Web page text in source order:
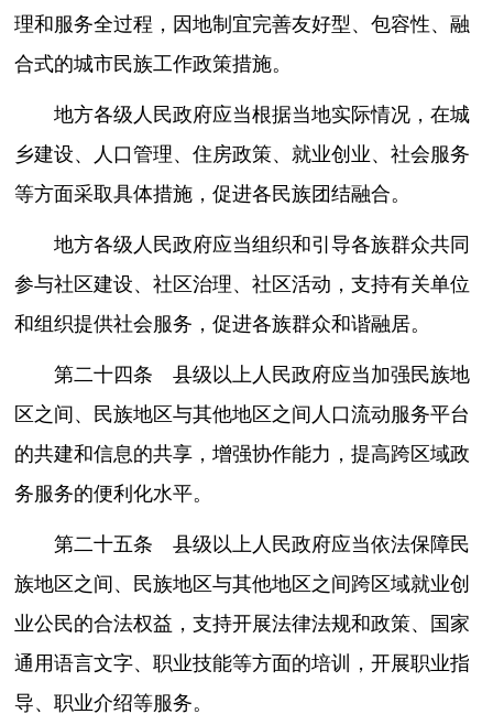
理和服务全过程，因地制宜完善友好型、包容性、融
合式的城市民族工作政策措施。
地方各级人民政府应当根据当地实际情况，在城
乡建设、人口管理、住房政策、就业创业、社会服务
等方面采取具体措施，促进各民族团结融合。
地方各级人民政府应当组织和引导各族群众共同
参与社区建设、社区治理、社区活动，支持有关单位
和组织提供社会服务，促进各族群众和谐融居。
第二十四条 县级以上人民政府应当加强民族地
区之间、民族地区与其他地区之间人口流动服务平台
的共建和信息的共享，增强协作能力，提高跨区域政
务服务的便利化水平。
第二十五条 县级以上人民政府应当依法保障民
族地区之间、民族地区与其他地区之间跨区域就业创
业公民的合法权益，支持开展法律法规和政策、国家
通用语言文字、职业技能等方面的培训，开展职业指
导、职业介绍等服务。